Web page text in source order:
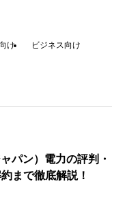
け ビジネス向け
パン）電力の評判・
まで徹底解説！